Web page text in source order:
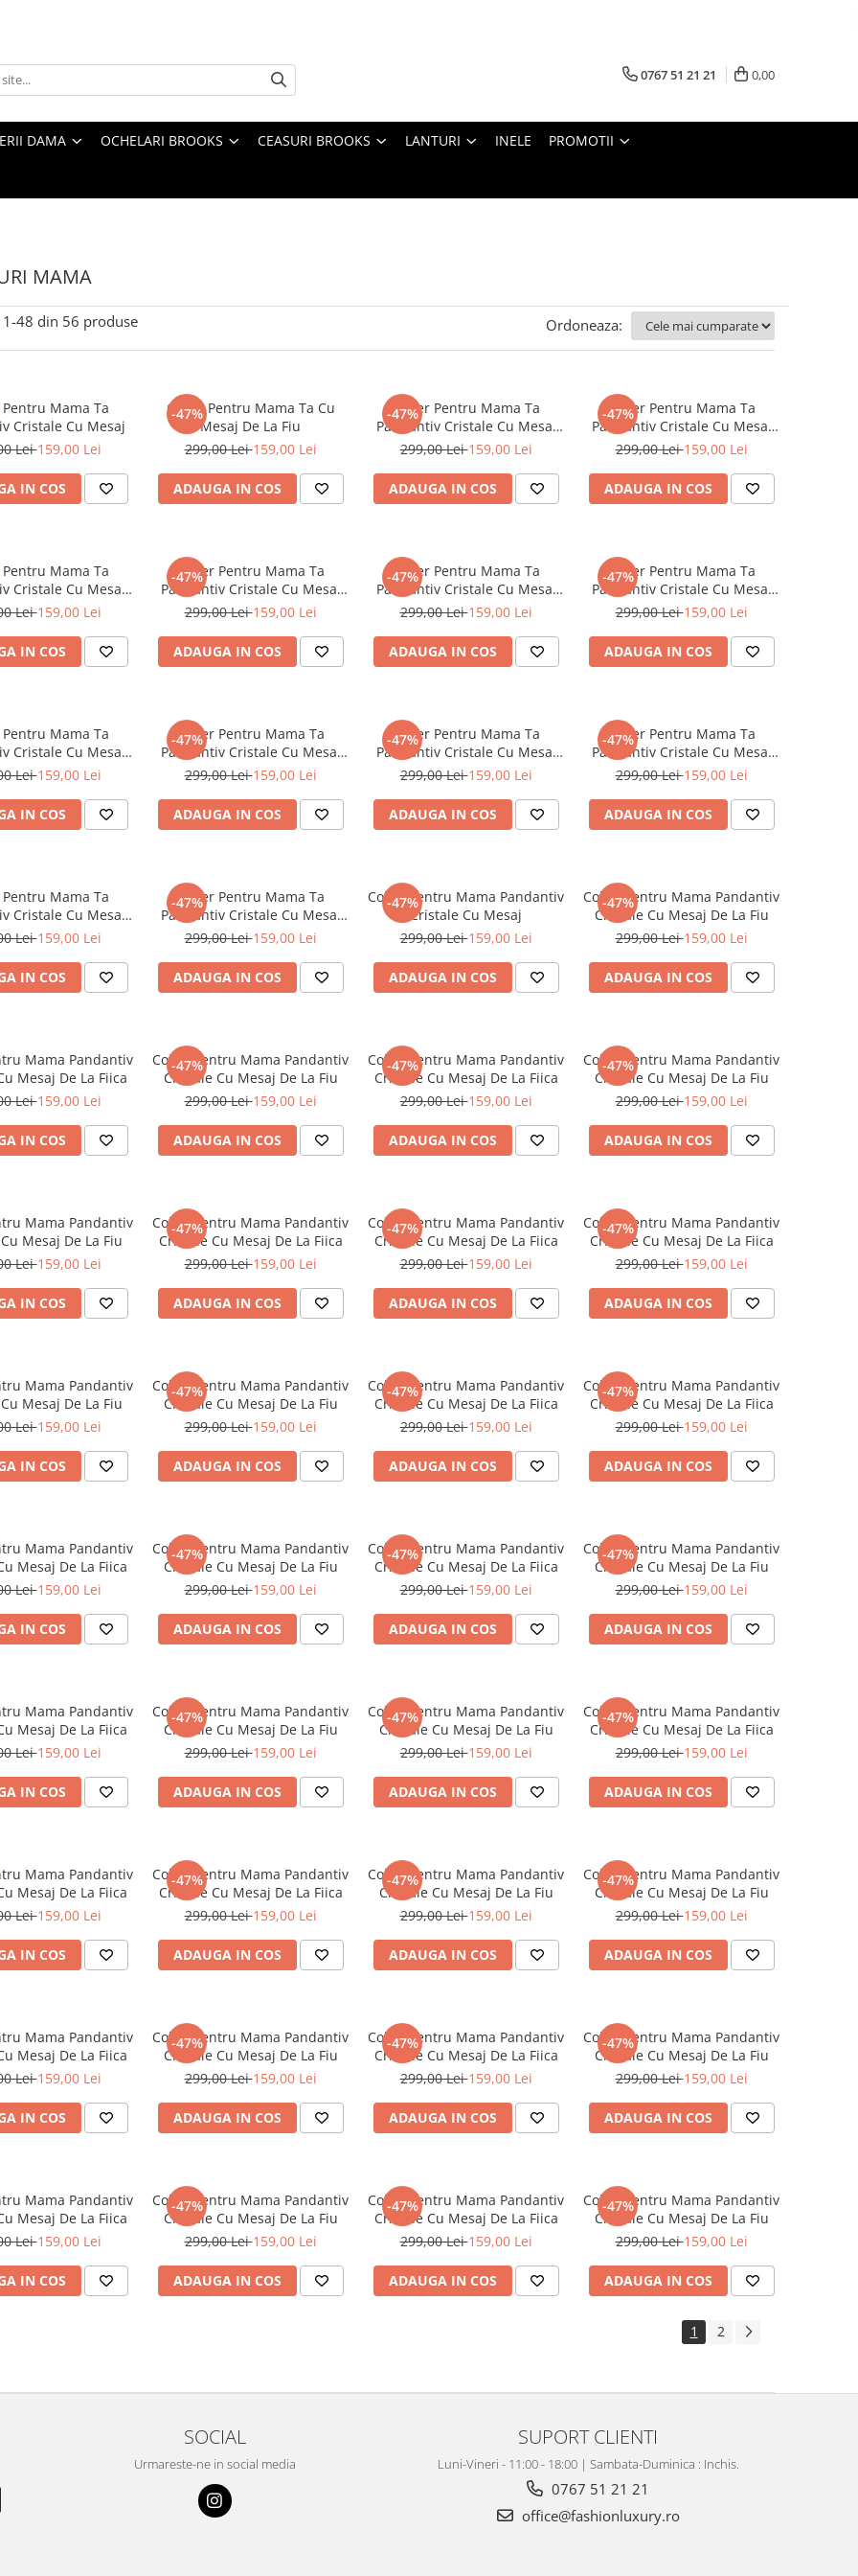
0767 51 21 21 0,00
DAMA OCHELARI BROOKS CEASURI BROOKS LANTURI INELE PROMOTII
MAMA
1-48 din 56 produse Ordoneaza:
Pentru Mama Ta
Cristale Cu Mesaj
Lei159,00 Lei
IN COS
-47%
Colier Pentru Mama Ta Cu
Mesaj De La Fiu
299,00 Lei159,00 Lei
ADAUGA IN COS
-47%
Colier Pentru Mama Ta
Pandantiv Cristale Cu Mesaj
De La Fiica
299,00 Lei159,00 Lei
ADAUGA IN COS
-47%
Colier Pentru Mama Ta
Pandantiv Cristale Cu Mesaj
De La Fiu
299,00 Lei159,00 Lei
ADAUGA IN COS
Pentru Mama Ta
Cristale Cu Mesaj
De la Fiica
Lei159,00 Lei
IN COS
-47%
Colier Pentru Mama Ta
Pandantiv Cristale Cu Mesaj
De la Fiu
299,00 Lei159,00 Lei
ADAUGA IN COS
-47%
Colier Pentru Mama Ta
Pandantiv Cristale Cu Mesaj
De la Fiu
299,00 Lei159,00 Lei
ADAUGA IN COS
-47%
Colier Pentru Mama Ta
Pandantiv Cristale Cu Mesaj
De la Fiica
299,00 Lei159,00 Lei
ADAUGA IN COS
Pentru Mama Ta
Cristale Cu Mesaj
De la Fiica
Lei159,00 Lei
IN COS
-47%
Colier Pentru Mama Ta
Pandantiv Cristale Cu Mesaj
De la Fiica
299,00 Lei159,00 Lei
ADAUGA IN COS
-47%
Colier Pentru Mama Ta
Pandantiv Cristale Cu Mesaj
De la Fiu
299,00 Lei159,00 Lei
ADAUGA IN COS
-47%
Colier Pentru Mama Ta
Pandantiv Cristale Cu Mesaj
De la Fiu
299,00 Lei159,00 Lei
ADAUGA IN COS
Pentru Mama Ta
Cristale Cu Mesaj
De la Fiica
Lei159,00 Lei
IN COS
-47%
Colier Pentru Mama Ta
Pandantiv Cristale Cu Mesaj
De la Fiu
299,00 Lei159,00 Lei
ADAUGA IN COS
-47%
Colier Pentru Mama Pandantiv
Cristale Cu Mesaj
299,00 Lei159,00 Lei
ADAUGA IN COS
-47%
Colier Pentru Mama Pandantiv
Cristale Cu Mesaj De La Fiu
299,00 Lei159,00 Lei
ADAUGA IN COS
Mama Pandantiv
Mesaj De La Fiica
Lei159,00 Lei
IN COS
-47%
Colier Pentru Mama Pandantiv
Cristale Cu Mesaj De La Fiu
299,00 Lei159,00 Lei
ADAUGA IN COS
-47%
Colier Pentru Mama Pandantiv
Cristale Cu Mesaj De La Fiica
299,00 Lei159,00 Lei
ADAUGA IN COS
-47%
Colier Pentru Mama Pandantiv
Cristale Cu Mesaj De La Fiu
299,00 Lei159,00 Lei
ADAUGA IN COS
Mama Pandantiv
Mesaj De La Fiu
Lei159,00 Lei
IN COS
-47%
Colier Pentru Mama Pandantiv
Cristale Cu Mesaj De La Fiica
299,00 Lei159,00 Lei
ADAUGA IN COS
-47%
Colier Pentru Mama Pandantiv
Cristale Cu Mesaj De La Fiica
299,00 Lei159,00 Lei
ADAUGA IN COS
-47%
Colier Pentru Mama Pandantiv
Cristale Cu Mesaj De La Fiica
299,00 Lei159,00 Lei
ADAUGA IN COS
Mama Pandantiv
Mesaj De La Fiu
Lei159,00 Lei
IN COS
-47%
Colier Pentru Mama Pandantiv
Cristale Cu Mesaj De La Fiu
299,00 Lei159,00 Lei
ADAUGA IN COS
-47%
Colier Pentru Mama Pandantiv
Cristale Cu Mesaj De La Fiica
299,00 Lei159,00 Lei
ADAUGA IN COS
-47%
Colier Pentru Mama Pandantiv
Cristale Cu Mesaj De La Fiica
299,00 Lei159,00 Lei
ADAUGA IN COS
Mama Pandantiv
Mesaj De La Fiica
Lei159,00 Lei
IN COS
-47%
Colier Pentru Mama Pandantiv
Cristale Cu Mesaj De La Fiu
299,00 Lei159,00 Lei
ADAUGA IN COS
-47%
Colier Pentru Mama Pandantiv
Cristale Cu Mesaj De La Fiica
299,00 Lei159,00 Lei
ADAUGA IN COS
-47%
Colier Pentru Mama Pandantiv
Cristale Cu Mesaj De La Fiu
299,00 Lei159,00 Lei
ADAUGA IN COS
Mama Pandantiv
Mesaj De La Fiica
Lei159,00 Lei
IN COS
-47%
Colier Pentru Mama Pandantiv
Cristale Cu Mesaj De La Fiu
299,00 Lei159,00 Lei
ADAUGA IN COS
-47%
Colier Pentru Mama Pandantiv
Cristale Cu Mesaj De La Fiu
299,00 Lei159,00 Lei
ADAUGA IN COS
-47%
Colier Pentru Mama Pandantiv
Cristale Cu Mesaj De La Fiica
299,00 Lei159,00 Lei
ADAUGA IN COS
Mama Pandantiv
Mesaj De La Fiica
Lei159,00 Lei
IN COS
-47%
Colier Pentru Mama Pandantiv
Cristale Cu Mesaj De La Fiica
299,00 Lei159,00 Lei
ADAUGA IN COS
-47%
Colier Pentru Mama Pandantiv
Cristale Cu Mesaj De La Fiu
299,00 Lei159,00 Lei
ADAUGA IN COS
-47%
Colier Pentru Mama Pandantiv
Cristale Cu Mesaj De La Fiu
299,00 Lei159,00 Lei
ADAUGA IN COS
Mama Pandantiv
Mesaj De La Fiica
Lei159,00 Lei
IN COS
-47%
Colier Pentru Mama Pandantiv
Cristale Cu Mesaj De La Fiu
299,00 Lei159,00 Lei
ADAUGA IN COS
-47%
Colier Pentru Mama Pandantiv
Cristale Cu Mesaj De La Fiica
299,00 Lei159,00 Lei
ADAUGA IN COS
-47%
Colier Pentru Mama Pandantiv
Cristale Cu Mesaj De La Fiu
299,00 Lei159,00 Lei
ADAUGA IN COS
Mama Pandantiv
Mesaj De La Fiica
Lei159,00 Lei
IN COS
-47%
Colier Pentru Mama Pandantiv
Cristale Cu Mesaj De La Fiu
299,00 Lei159,00 Lei
ADAUGA IN COS
-47%
Colier Pentru Mama Pandantiv
Cristale Cu Mesaj De La Fiica
299,00 Lei159,00 Lei
ADAUGA IN COS
-47%
Colier Pentru Mama Pandantiv
Cristale Cu Mesaj De La Fiu
299,00 Lei159,00 Lei
ADAUGA IN COS
1 2
SOCIAL
Urmareste-ne in social media
SUPORT CLIENTI
Luni-Vineri - 11:00 - 18:00 | Sambata-Duminica : Inchis.
0767 51 21 21
office@fashionluxury.ro